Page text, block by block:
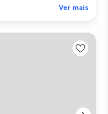
Ver mais